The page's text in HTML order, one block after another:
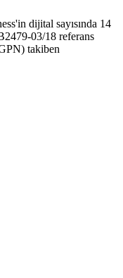
dijital sayısında 14
03/18 referans
takiben